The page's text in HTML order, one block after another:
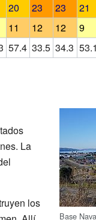
20 23 23 21
11 12 12 9
57.4 33.5 34.3 53.1
Base
La
los